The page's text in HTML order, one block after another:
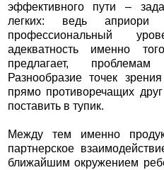
эффективного пути –
легких: ведь априори
профессиональный
адекватность именно
предлагает, проблемам
Разнообразие точек
прямо противоречащих
поставить в тупик.
Между тем именно
партнерское
ближайшим окружением